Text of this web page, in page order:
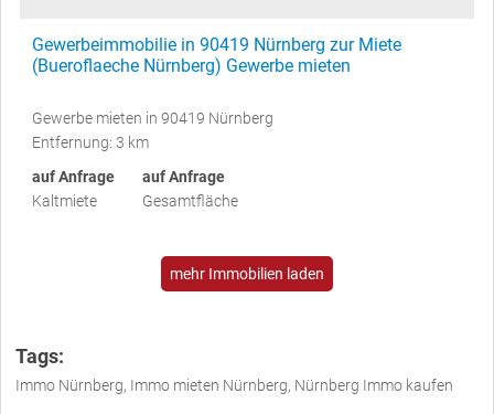
Gewerbeimmobilie in 90419 Nürnberg zur Miete
(Bueroflaeche Nürnberg) Gewerbe mieten
Gewerbe mieten in 90419 Nürnberg
Entfernung: 3 km
auf Anfrage
Kaltmiete
auf Anfrage
Gesamtfläche
mehr Immobilien laden
Tags:
Immo Nürnberg, Immo mieten Nürnberg, Nürnberg Immo kaufen